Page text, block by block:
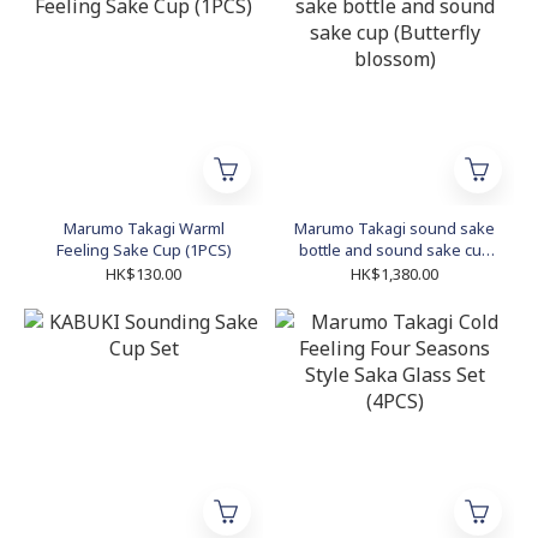
Marumo Takagi Warml
Feeling Sake Cup (1PCS)
HK$130.00
Marumo Takagi sound sake
bottle and sound sake cup
(Butterfly blossom)
HK$1,380.00